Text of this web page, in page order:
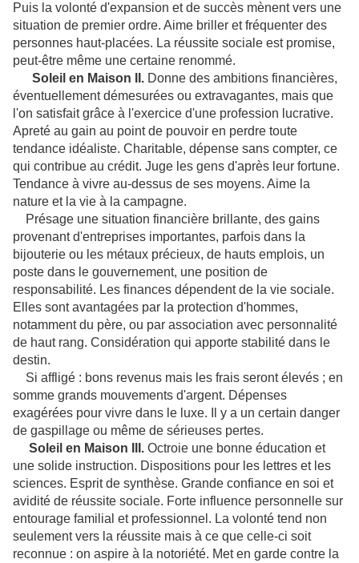
Puis la volonté d'expansion et de succès mènent vers une
situation de premier ordre. Aime briller et fréquenter des
personnes haut-placées. La réussite sociale est promise,
peut-être même une certaine renommé.
Soleil en Maison II. Donne des ambitions financières,
éventuellement démesurées ou extravagantes, mais que
l'on satisfait grâce à l'exercice d'une profession lucrative.
Apreté au gain au point de pouvoir en perdre toute
tendance idéaliste. Charitable, dépense sans compter, ce
qui contribue au crédit. Juge les gens d'après leur fortune.
Tendance à vivre au-dessus de ses moyens. Aime la
nature et la vie à la campagne.
Présage une situation financière brillante, des gains
provenant d'entreprises importantes, parfois dans la
bijouterie ou les métaux précieux, de hauts emplois, un
poste dans le gouvernement, une position de
responsabilité. Les finances dépendent de la vie sociale.
Elles sont avantagées par la protection d'hommes,
notamment du père, ou par association avec personnalité
de haut rang. Considération qui apporte stabilité dans le
destin.
Si affligé : bons revenus mais les frais seront élevés ; en
somme grands mouvements d'argent. Dépenses
exagérées pour vivre dans le luxe. Il y a un certain danger
de gaspillage ou même de sérieuses pertes.
Soleil en Maison III. Octroie une bonne éducation et
une solide instruction. Dispositions pour les lettres et les
sciences. Esprit de synthèse. Grande confiance en soi et
avidité de réussite sociale. Forte influence personnelle sur
entourage familial et professionnel. La volonté tend non
seulement vers la réussite mais à ce que celle-ci soit
reconnue : on aspire à la notoriété. Met en garde contre la